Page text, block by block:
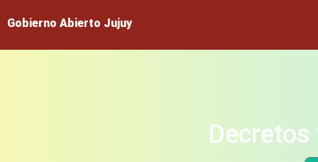
Gobierno Abierto Jujuy